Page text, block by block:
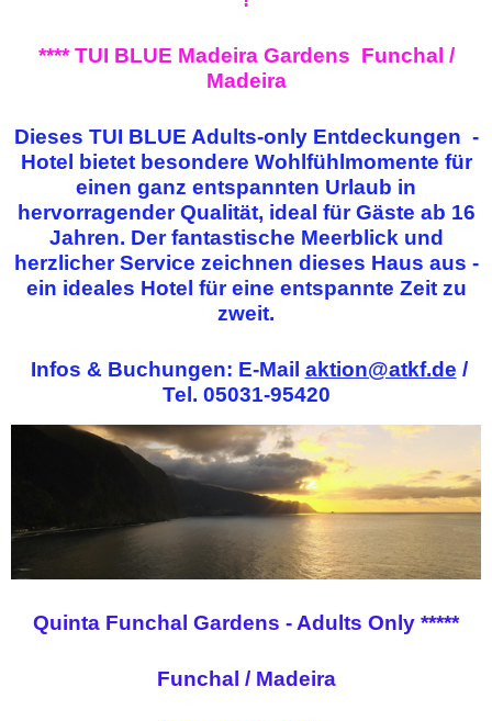
**** TUI BLUE Madeira Gardens Funchal /
Madeira
Dieses TUI BLUE Adults-only Entdeckungen -
Hotel bietet besondere Wohlfühlmomente für
einen ganz entspannten Urlaub in
hervorragender Qualität, ideal für Gäste ab 16
Jahren. Der fantastische Meerblick und
herzlicher Service zeichnen dieses Haus aus -
ein ideales Hotel für eine entspannte Zeit zu
zweit.
Infos & Buchungen: E-Mail aktion@atkf.de /
Tel. 05031-95420
Quinta Funchal Gardens - Adults Only *****
Funchal / Madeira